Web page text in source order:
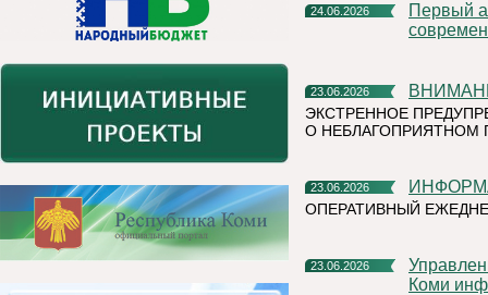
24.06.2026
Первый алюминиевый завод РУСАЛа полностью перешел на
23.06.2026
ЭКСТРЕННОЕ
О НЕБЛАГОПРИЯТНОМ
23.06.2026
ОПЕРАТИВНЫЙ
23.06.2026
Управление Федеральной налоговой службы по Республике
Коми